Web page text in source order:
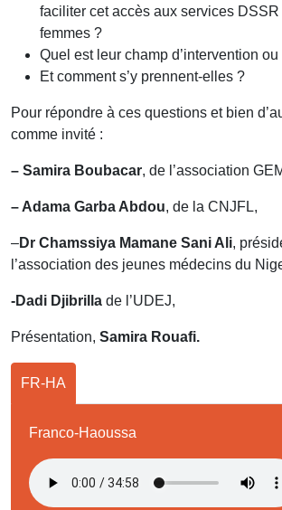
faciliter cet accès aux services
femmes ?
Quel est leur champ d’intervention
Et comment s’y prennent-elles ?
Pour répondre à ces questions et bien
comme invité :
– Samira Boubacar, de l’association
– Adama Garba Abdou, de la CNJFL,
–Dr Chamssiya Mamane Sani Ali,
l’association des jeunes médecins du
-Dadi Djibrilla de l’UDEJ,
Présentation, Samira Rouafi.
FR-HA
Franco-Haoussa